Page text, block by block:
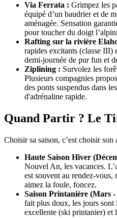
Via Ferrata : Grimpez les
équipé d’un baudrier et de
aménagée. Sensation
pour toucher du doigt
Rafting sur la rivière
rapides excitants (classe III)
demi-journée de pur fun et
Ziplining : Survolez les
Plusieurs compagnies
des ponts suspendus dans
d'adrénaline rapide.
Quand Partir ? Le
Choisir sa saison, c’est choisir son
Haute Saison Hiver
Nouvel An, les vacances.
est souvent au rendez-vous,
aimez la foule, foncez.
Saison Printanière (Mars
fait plus doux, les jours sont
excellente (ski printanier) et